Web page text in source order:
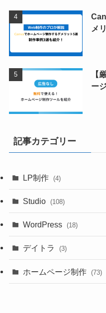
メ
【
ー
記事カテゴリー
LP制作 (4)
Studio (108)
WordPress (18)
デイトラ (3)
ホームページ制作 (73)